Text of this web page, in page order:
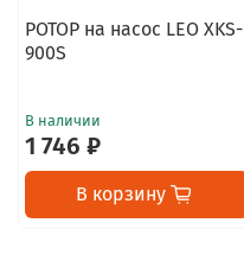
РОТОР на насос LEO XKS-
900S
В наличии
1 746 ₽
В корзину